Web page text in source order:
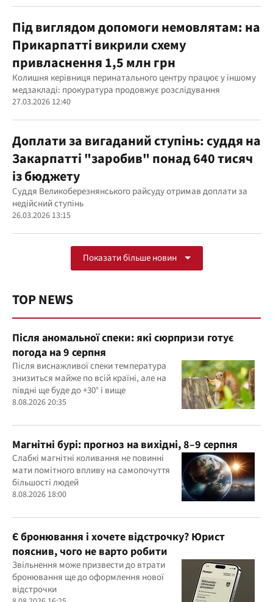
Під виглядом допомоги немовлятам: на
Прикарпатті викрили схему
привласнення 1,5 млн грн
Колишня керівниця перинатального центру працює у іншому
медзакладі: прокуратура продовжує розслідування
27.03.2026 12:40
Доплати за вигаданий ступінь: суддя на
Закарпатті "заробив" понад 640 тисяч
із бюджету
Суддя Великоберезнянського райсуду отримав доплати за
недійсний ступінь
26.03.2026 13:15
Показати більше новин
TOP NEWS
Після аномальної спеки: які сюрпризи готує
погода на 9 серпня
Після виснажливої спеки температура
знизиться майже по всій країні, але на
півдні ще буде до +30° і вище
8.08.2026 20:35
Магнітні бурі: прогноз на вихідні, 8–9 серпня
Слабкі магнітні коливання не повинні
мати помітного впливу на самопочуття
більшості людей
8.08.2026 18:00
Є бронювання і хочете відстрочку? Юрист
пояснив, чого не варто робити
Звільнення може призвести до втрати
бронювання ще до оформлення нової
відстрочки